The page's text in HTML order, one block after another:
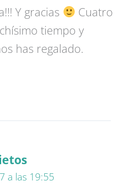
Y gracias
Cuatro
tiempo y
has regalado.
a las 19:55